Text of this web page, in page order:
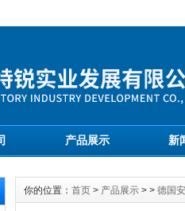
产品展示 新
你的位置： 首页 > 产品展示 > > 德国